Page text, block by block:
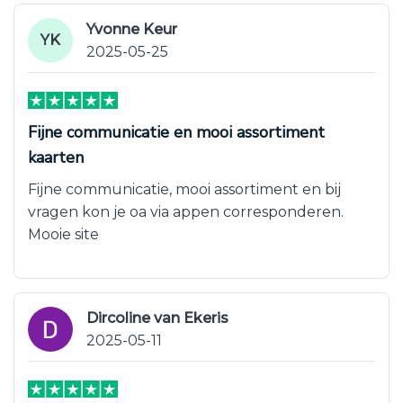
YK
Yvonne Keur
2025-05-25
Fijne communicatie en mooi assortiment
kaarten
Fijne communicatie, mooi assortiment en bij
vragen kon je oa via appen corresponderen.
Mooie site
Dircoline van Ekeris
2025-05-11